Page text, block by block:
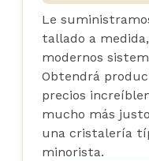
Le
tallado a
modernos
Obtendrá
precios
mucho más
una cristalería
minorista.